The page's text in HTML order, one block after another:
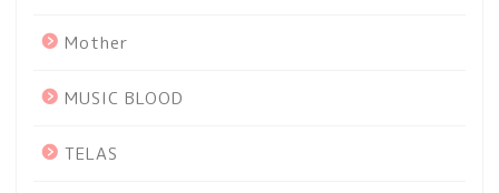
Mother
MUSIC BLOOD
TELAS